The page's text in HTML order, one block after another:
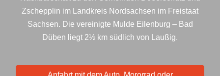
Zschepplin im Landkreis Nordsachsen im Freistaat
Sachsen. Die vereinigte Mulde Eilenburg – Bad
Düben liegt 2½ km südlich von Laußig.